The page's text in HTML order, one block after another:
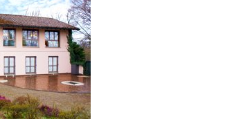
Ukrainian
Czech
Turkish
सबै क्षेत्र /भाषा